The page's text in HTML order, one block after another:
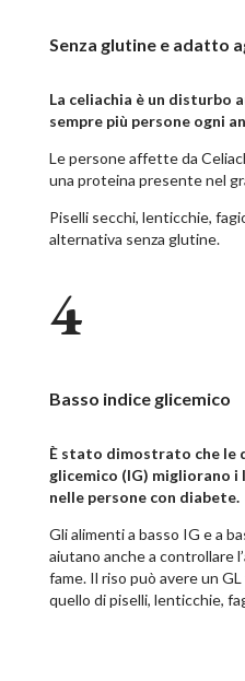
Senza glutine e adatto
La celiachia è un disturbo
sempre più persone ogni
Le persone affette da
una proteina presente nel
Piselli secchi, lenticchie,
alternativa senza glutine.
4
Basso indice glicemico
È stato dimostrato che le
glicemico (IG) migliorano
nelle persone con diabete.
Gli alimenti a basso IG e a
aiutano anche a controllare
fame. Il riso può avere un
quello di piselli, lenticchie,